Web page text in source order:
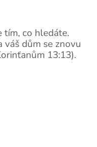
tím, co hledáte.
váš dům se znovu
13:13).